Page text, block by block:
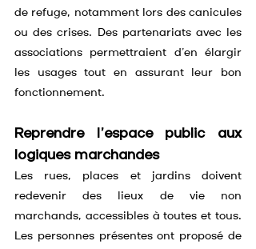
de refuge, notamment lors des canicules
ou des crises. Des partenariats avec les
associations permettraient d’en élargir
les usages tout en assurant leur bon
fonctionnement.
Reprendre l’espace public aux
logiques marchandes
Les rues, places et jardins doivent
redevenir des lieux de vie non
marchands, accessibles à toutes et tous.
Les personnes présentes ont proposé de